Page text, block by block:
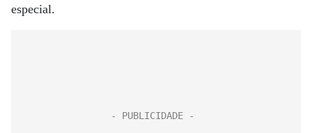
especial.